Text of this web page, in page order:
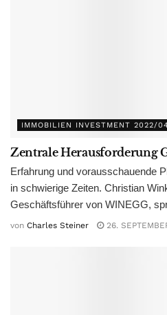
IMMOBILIEN INVESTMENT 2022/
Zentrale Herausforderung
Erfahrung und vorausschauende
in schwierige Zeiten. Christian
Geschäftsführer von WINEGG,
von Charles Steiner 26.